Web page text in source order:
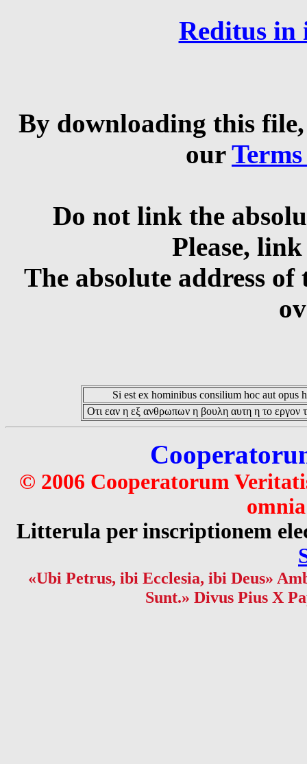
Reditus in
By downloading this
our
Do not link the
Please,
The absolute address
Si est ex hominibus consilium hoc aut opus
Οτι εαν η εξ ανθρωπων η βουλη αυτη η το εργον
© 2006 Cooperatorum
Litterula per inscriptionem
«Ubi Petrus, ibi Ecclesia, ibi Deus»
Sunt.» Divus Pius X